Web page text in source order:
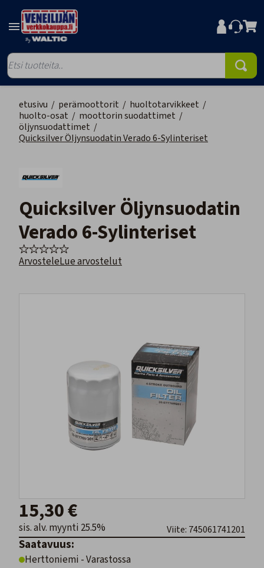
etusivu / perämoottorit / huoltotarvikkeet /
huolto-osat / moottorin suodattimet /
öljynsuodattimet /
Quicksilver Öljynsuodatin Verado 6-Sylinteriset
Quicksilver Öljynsuodatin
Verado 6-Sylinteriset
ArvosteleLue arvostelut
15,30 €
sis. alv. myynti 25.5% Viite: 745061741201
Saatavuus:
Herttoniemi - Varastossa